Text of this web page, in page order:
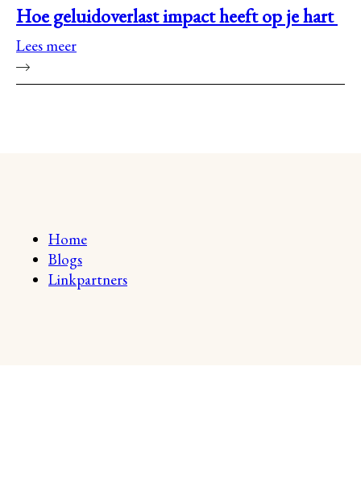
Hoe geluidoverlast impact heeft op je hart
Lees meer
Home
Blogs
Linkpartners